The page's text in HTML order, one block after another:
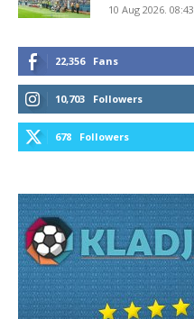
10 Aug 2026. 08:43
22,356 Fans
10,703 Followers
678 Followers